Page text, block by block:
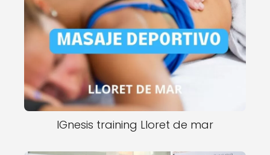
IGnesis training Lloret de mar